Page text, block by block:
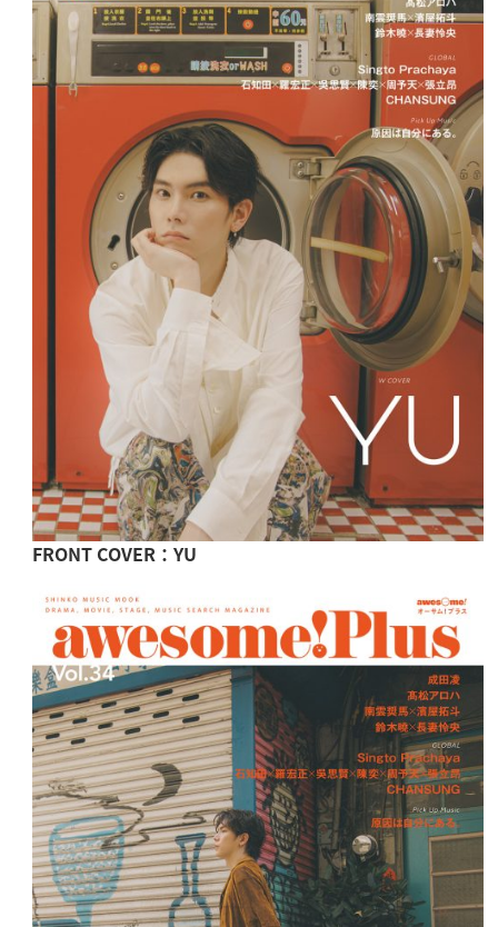
FRONT COVER：YU